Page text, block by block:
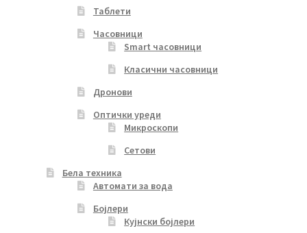
Таблети
Часовници
Smart часовници
Класични часовници
Дронови
Оптички уреди
Микроскопи
Сетови
Бела техника
Автомати за вода
Бојлери
Кујнски бојлери